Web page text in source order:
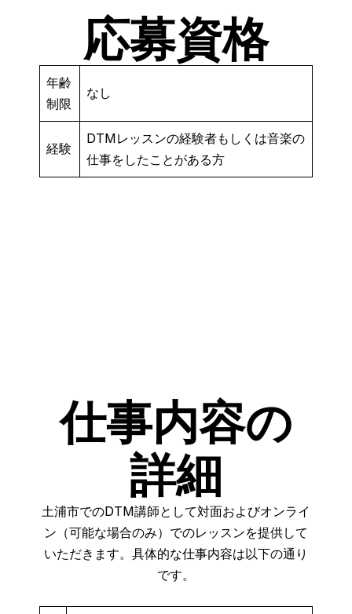
応募資格
年齢
制限
なし
経験
DTMレッスンの経験者もしくは音楽の
仕事をしたことがある方
仕事内容の
詳細
土浦市でのDTM講師として対面およびオンライ
ン（可能な場合のみ）でのレッスンを提供して
いただきます。具体的な仕事内容は以下の通り
です。